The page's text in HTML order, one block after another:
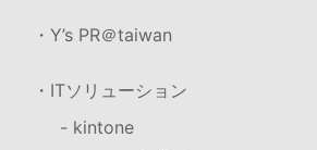
・Y’s PR＠taiwan
・ITソリューション
- kintone